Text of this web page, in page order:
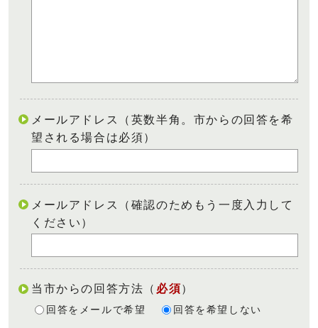
メールアドレス（英数半角。市からの回答を希
望される場合は必須）
メールアドレス（確認のためもう一度入力して
ください）
当市からの回答方法 （ 必須）
回答をメールで希望 回答を希望しない